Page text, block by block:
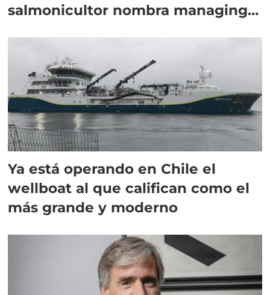
salmonicultor nombra managing
Ya está operando en Chile el
wellboat al que califican como el
más grande y moderno